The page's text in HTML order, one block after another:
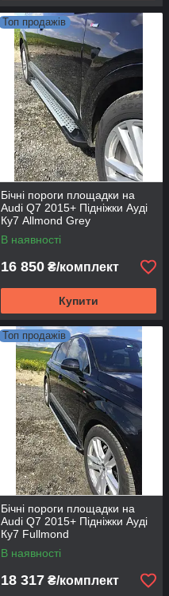
Топ продажів
Бічні пороги площадки на
Audi Q7 2015+ Підніжки Ауді
Ку7 Allmond Grey
В наявності
16 850 ₴/комплект
Купити
Топ продажів
Бічні пороги площадки на
Audi Q7 2015+ Підніжки Ауді
Ку7 Fullmond
В наявності
18 317 ₴/комплект